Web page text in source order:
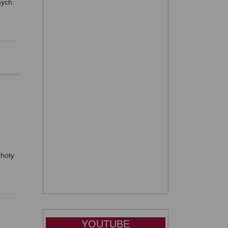
YOUTUBE